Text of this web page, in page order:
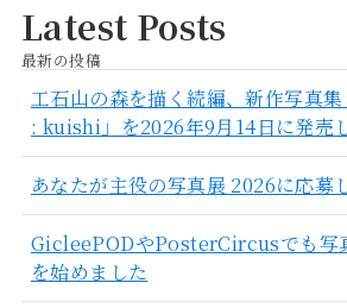
Latest Posts
最新の投稿
工石山の森を描く続編、新作写真
: kuishi」を2026年9月14日に発売
あなたが主役の写真展 2026に応募
GicleePODやPosterCircusでも写
を始めました